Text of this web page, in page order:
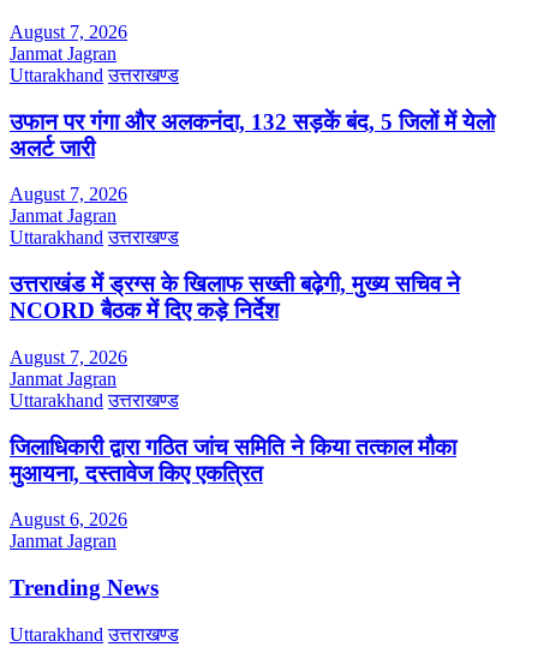
August 7, 2026
Janmat Jagran
Uttarakhand उत्तराखण्ड
उफान पर गंगा और अलकनंदा, 132 सड़कें बंद, 5 जिलों में येलो
अलर्ट जारी
August 7, 2026
Janmat Jagran
Uttarakhand उत्तराखण्ड
उत्तराखंड में ड्रग्स के खिलाफ सख्ती बढ़ेगी, मुख्य सचिव ने
NCORD बैठक में दिए कड़े निर्देश
August 7, 2026
Janmat Jagran
Uttarakhand उत्तराखण्ड
जिलाधिकारी द्वारा गठित जांच समिति ने किया तत्काल मौका
मुआयना, दस्तावेज किए एकत्रित
August 6, 2026
Janmat Jagran
Trending News
Uttarakhand उत्तराखण्ड